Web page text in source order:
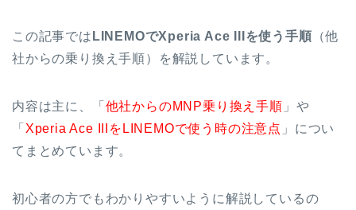
この記事では LINEMOでXperia Ace IIIを使う手順 （他
社からの乗り換え手順）を解説しています。
内容は主に、「 他社からのMNP乗り換え手順 」や
「 Xperia Ace IIIを LINEMOで使う時の注意点 」につい
てまとめています。
初心者の方でもわかりやすいように解説しているの